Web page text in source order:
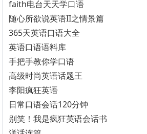
faith电台天天学口语
随心所欲说英语II之情景篇
365天英语口语大全
英语口语语料库
手把手教你学口语
高级时尚英语话题王
李阳疯狂英语
日常口语会话120分钟
别笑！我是疯狂英语会话书